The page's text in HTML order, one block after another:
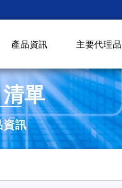
產品資訊 主要代理
單
資訊